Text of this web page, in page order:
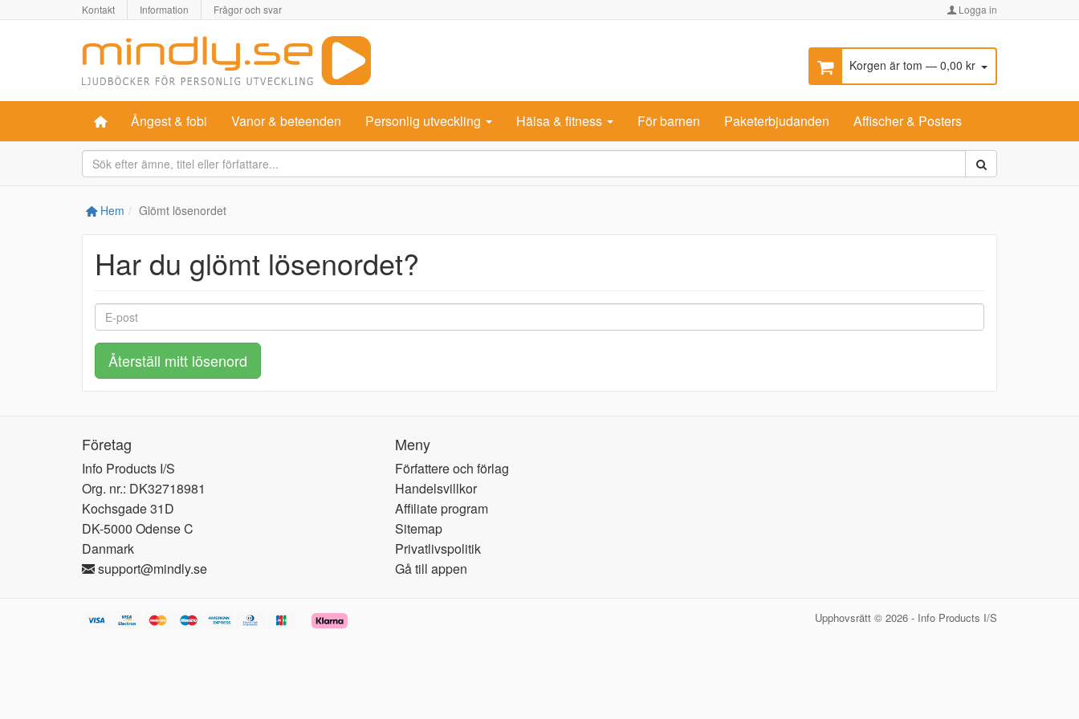
Kontakt Information Frågor och svar Logga in
Korgen är tom — 0,00 kr
Ångest & fobi Vanor & beteenden Personlig utveckling Hälsa & fitness För barnen Paketerbjudanden Affischer & Posters
Hem Glömt lösenordet
Har du glömt lösenordet?
Återställ mitt lösenord
Företag
Info Products I/S
Org. nr.: DK32718981
Kochsgade 31D
DK-5000 Odense C
Danmark
support@mindly.se
Meny
Författere och förlag
Handelsvillkor
Affiliate program
Sitemap
Privatlivspolitik
Gå till appen
Upphovsrätt © 2026 - Info Products I/S